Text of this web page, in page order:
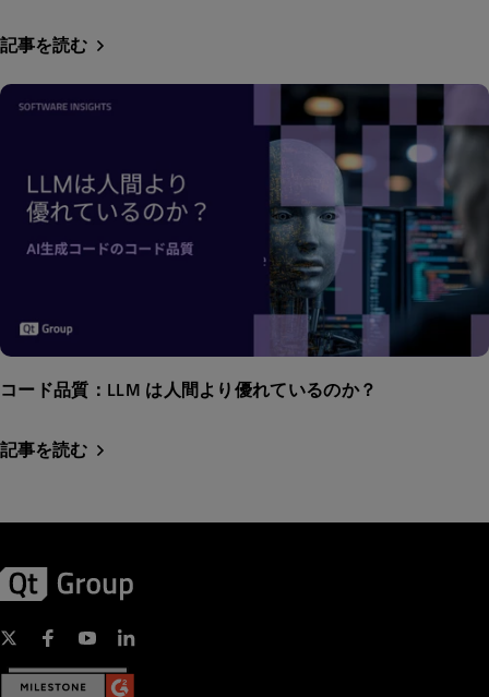
記事を読む
コード品質：LLM は人間より優れているのか？
記事を読む